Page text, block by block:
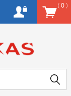
(0)